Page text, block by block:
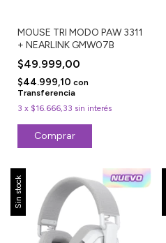
MOUSE TRI MODO PAW 3311
+ NEARLINK GMW07B
$49.999,00
$44.999,10 con
Transferencia
3 x $16.666,33 sin interés
Sin stock